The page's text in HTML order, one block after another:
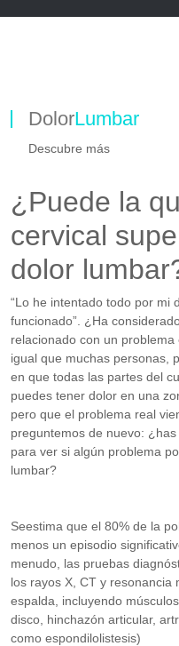
DolorLumbar
Descubre más
¿Puede la
cervical
dolor
“Lo he intentado todo por mi
funcionado”. ¿Ha
relacionado con un
igual que muchas personas,
en que todas las partes del
puedes tener dolor en una
pero que el problema real
preguntemos de nuevo:
para ver si algún problema
lumbar?
Seestima que el 80% de la
menos un episodio
menudo, las pruebas
los rayos X, CT y resonancia
espalda, incluyendo
disco, hinchazón articular,
como espondilolistesis)